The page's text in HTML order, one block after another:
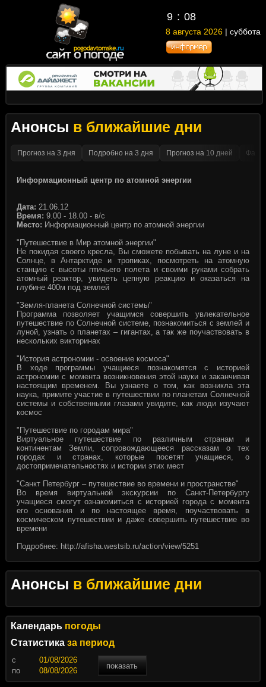
9 08
8 августа 2026 | суббота
Анонсы в ближайшие дни
Прогноз на 3 дня Подробно на 3 дня Прогноз на 10 дней
Информационный центр по атомной энергии
Дата: 21.06.12
Время: 9.00 - 18.00 - в/с
Место: Информационный центр по атомной энергии
"Путешествие в Мир атомной энергии"
Не покидая своего кресла, Вы сможете побывать на луне и на
Солнце, в Антарктиде и тропиках, посмотреть на атомную
станцию с высоты птичьего полета и своими руками собрать
атомный реактор, увидеть цепную реакцию и оказаться на
глубине 400м под землей
"Земля-планета Солнечной системы"
Программа позволяет учащимся совершить увлекательное
путешествие по Солнечной системе, познакомиться с землей и
луной, узнать о планетах – гигантах, а так же поучаствовать в
нескольких викторинах
"История астрономии - освоение космоса"
В ходе программы учащиеся познакомятся с историей
астрономии с момента возникновения этой науки и заканчивая
настоящим временем. Вы узнаете о том, как возникла эта
наука, примите участие в путешествии по планетам Солнечной
системы и собственными глазами увидите, как люди изучают
космос
"Путешествие по городам мира"
Виртуальное путешествие по различным странам и
континентам Земли, сопровождающееся рассказам о тех
городах и странах, которые посетят учащиеся, о
достопримечательностях и истории этих мест
"Санкт Петербург – путешествие во времени и пространстве"
Во время виртуальной экскурсии по Санкт-Петербургу
учащиеся смогут ознакомиться с историей города с момента
его основания и по настоящее время, поучаствовать в
космическом путешествии и даже совершить путешествие во
времени
Подробнее: http://afisha.westsib.ru/action/view/5251
Анонсы в ближайшие дни
Календарь погоды
Статистика за период
c
показать
по